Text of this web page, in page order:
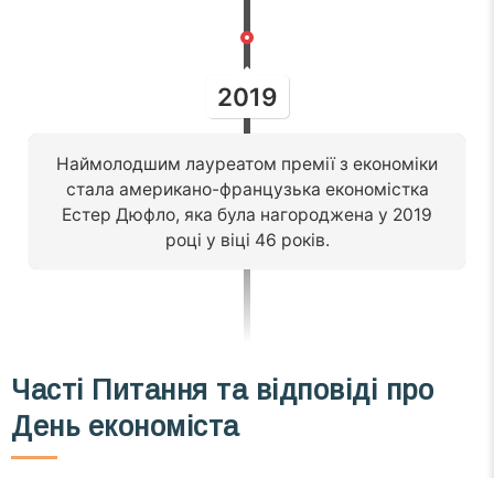
2019
Наймолодшим лауреатом премії з економіки
стала американо-французька економістка
Естер Дюфло, яка була нагороджена у 2019
році у віці 46 років.
Часті Питання та відповіді про
День економіста